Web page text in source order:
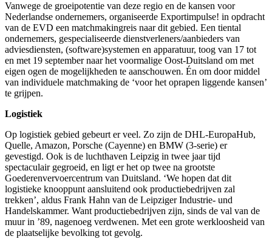
Vanwege de groeipotentie van deze regio en de kansen voor
Nederlandse ondernemers, organiseerde Exportimpulse! in opdracht
van de EVD een matchmakingreis naar dit gebied. Een tiental
ondernemers, gespecialiseerde dienstverleners/aanbieders van
adviesdiensten, (software)systemen en apparatuur, toog van 17 tot
en met 19 september naar het voormalige Oost-Duitsland om met
eigen ogen de mogelijkheden te aanschouwen. Én om door middel
van individuele matchmaking de ‘voor het oprapen liggende kansen’
te grijpen.
Logistiek
Op logistiek gebied gebeurt er veel. Zo zijn de DHL-EuropaHub,
Quelle, Amazon, Porsche (Cayenne) en BMW (3-serie) er
gevestigd. Ook is de luchthaven Leipzig in twee jaar tijd
spectaculair gegroeid, en ligt er het op twee na grootste
Goederenvervoercentrum van Duitsland. ‘We hopen dat dit
logistieke knooppunt aansluitend ook productiebedrijven zal
trekken’, aldus Frank Hahn van de Leipziger Industrie- und
Handelskammer. Want productiebedrijven zijn, sinds de val van de
muur in ’89, nagenoeg verdwenen. Met een grote werkloosheid van
de plaatselijke bevolking tot gevolg.